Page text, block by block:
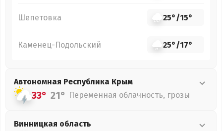
Шепетовка 25°/15°
Каменец-Подольский 25°/17°
Автономная Республика Крым
33° 21° Переменная облачность, грозы
Винницкая область